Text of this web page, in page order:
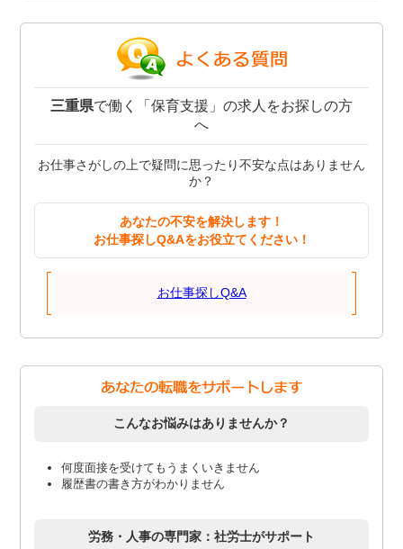
三重県で働く「保育支援」の求人をお探しの方
へ
お仕事さがしの上で疑問に思ったり不安な点はありません
か？
あなたの不安を解決します！
お仕事探しQ&Aをお役立てください！
お仕事探しQ&A
こんなお悩みはありませんか？
何度面接を受けてもうまくいきません
履歴書の書き方がわかりません
労務・人事の専門家：社労士がサポート